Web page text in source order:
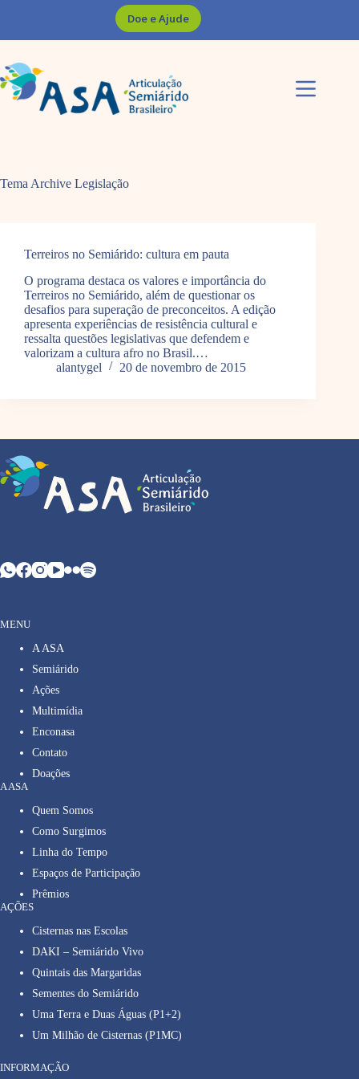
Doe e Ajude
Tema Archive Legislação
Terreiros no Semiárido: cultura em pauta
O programa destaca os valores e importância do
Terreiros no Semiárido, além de questionar os
desafios para superação de preconceitos. A edição
apresenta experiências de resistência cultural e
ressalta questões legislativas que defendem e
valorizam a cultura afro no Brasil.…
alantygel
20 de novembro de 2015
MENU
A ASA
Semiárido
Ações
Multimídia
Enconasa
Contato
Doações
A ASA
Quem Somos
Como Surgimos
Linha do Tempo
Espaços de Participação
Prêmios
AÇÕES
Cisternas nas Escolas
DAKI – Semiárido Vivo
Quintais das Margaridas
Sementes do Semiárido
Uma Terra e Duas Águas (P1+2)
Um Milhão de Cisternas (P1MC)
INFORMAÇÃO